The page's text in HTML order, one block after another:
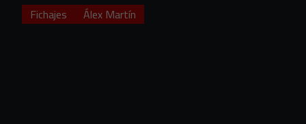
Fichajes Álex Martín